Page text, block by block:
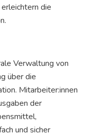
die
Verwaltung von
über die
Mitarbeiter:innen
der
und sicher